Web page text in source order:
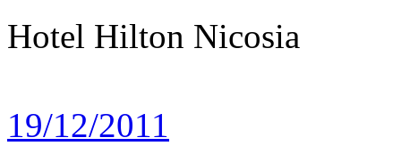
Hotel Hilton Nicosia
19/12/2011